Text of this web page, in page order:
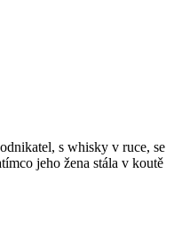
s whisky v ruce, se
jeho žena stála v koutě